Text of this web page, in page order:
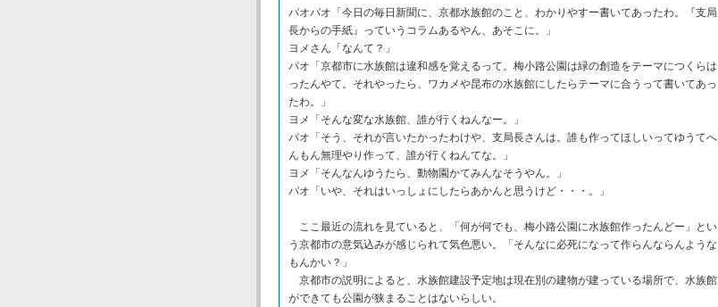
パオパオ「今日の毎日新聞に、京都水族館のこと、わかりやすー書いてあったわ。『支局
長からの手紙』っていうコラムあるやん、あそこに。」
ヨメさん「なんて？」
パオ「京都市に水族館は違和感を覚えるって。梅小路公園は緑の創造をテーマにつくらは
ったんやて。それやったら、ワカメや昆布の水族館にしたらテーマに合うって書いてあっ
たわ。」
ヨメ「そんな変な水族館、誰が行くねんなー。」
パオ「そう、それが言いたかったわけや、支局長さんは。誰も作ってほしいってゆうてへ
んもん無理やり作って、誰が行くねんてな。」
ヨメ「そんなんゆうたら、動物園かてみんなそうやん。」
パオ「いや、それはいっしょにしたらあかんと思うけど・・・。」
ここ最近の流れを見ていると、「何が何でも、梅小路公園に水族館作ったんどー」とい
う京都市の意気込みが感じられて気色悪い。「そんなに必死になって作らんならんような
もんかい？」
京都市の説明によると、水族館建設予定地は現在別の建物が建っている場所で、水族館
ができても公園が狭まることはないらしい。